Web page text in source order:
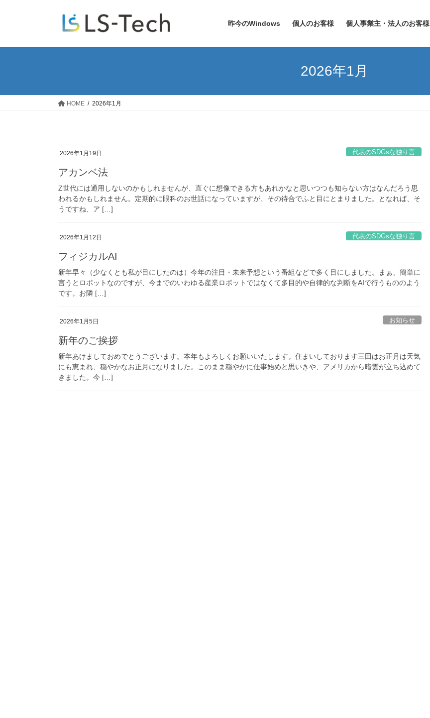
昨今のWindows 個人のお客様 個人事業主・法人のお客様
2026年1月
HOME 2026年1月
2026年1月19日 代表のSDGsな独り言
アカンベ法
Z世代には通用しないのかもしれませんが、直ぐに想像できる方もあれかなと思いつつも知らない方はなんだろう思
われるかもしれません。定期的に眼科のお世話になっていますが、その待合でふと目にとまりました。となれば、そ
うですね、ア […]
2026年1月12日 代表のSDGsな独り言
フィジカルAI
新年早々（少なくとも私が目にしたのは）今年の注目・未来予想という番組などで多く目にしました。まぁ、簡単に
言うとロボットなのですが、今までのいわゆる産業ロボットではなくて多目的や自律的な判断をAIで行うもののよう
です。お隣 […]
2026年1月5日 お知らせ
新年のご挨拶
新年あけましておめでとうございます。本年もよろしくお願いいたします。住まいしております三田はお正月は天気
にも恵まれ、穏やかなお正月になりました。このまま穏やかに仕事始めと思いきや、アメリカから暗雲が立ち込めて
きました。今 […]